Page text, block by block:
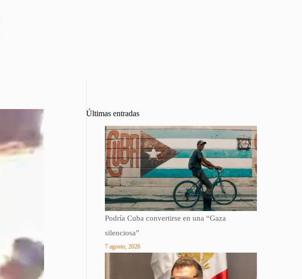
Últimas entradas
Podría Cuba convertirse en una “Gaza
silenciosa”
7 agosto, 2026